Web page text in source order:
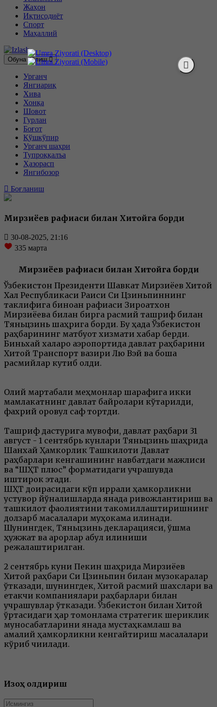
Жаҳон
Иқтисодиёт
Спорт
Маҳаллий
Обуна бўлиш
Урганч
Янгиариқ
Хива
Хонқа
Шовот
Гурлан
Боғот
Қўшкўпир
Урганч шаҳри
Тупроққалъа
Ҳазорасп
Янгибозор
Боғланиш
Мирзиёев рафиқаси билан Хитойга борди
30-08-2025, 21:16
335 марта
Мирзиёев рафиқаси билан Хитойга борди
Ўзбекистон Президенти Шавкат Мирзиёев Хитой
Халқ Республикаси Раиси Си Цзиньпиннинг
таклифига биноан рафиқаси Зироатхон
Мирзиёева билан бирга расмий ташриф билан
Тяньцзинь шаҳрига борди. Бу ҳақда Ўзбекистон
раҳбарининг матбуот хизмати хабар берди.
Биньхай халқаро аэропортида давлат раҳбарини
Хитой Транспорт вазири Лю Вэй ва бошқа
расмийлар кутиб олди.
Олий мартабали меҳмонлар шарафига икки
мамлакатнинг давлат байроқлари кўтарилди,
фахрий қоровул саф тортди.
Ташриф дастурига мувофиқ, давлат раҳбари 31
август - 1 сентябрь кунлари Тяньцзинь шаҳрида
Шанхай Ҳамкорлик Ташкилоти Давлат
раҳбарлари кенгашининг навбатдаги мажлиси
ва “ШҲТ плюс” форматидаги учрашувда
иштирок этади.
ШҲТ доирасидаги кўп қиррали ҳамкорликни
устувор йўналишларда янада ривожлантириш ва
ташкилот фаолиятини такомиллаштиришнинг
долзарб масалалари муҳокама қилинади.
Шунингдек, Тяньцзинь декларацияси, қўшма
ҳужжат ва қарорлар қабул қилиниши
режалаштирилган.
2 сентябрь куни Пекин шаҳрида Мирзиёев
Хитой раҳбари Си Цзиньпин билан музокаралар
ўтказади, шунингдек, Хитой расмий шахслари ва
етакчи компаниялари раҳбарлари билан
учрашувлар ўтказади. Ўзбекистон билан Хитой
ўртасидаги ҳар томонлама стратегик шериклик
муносабатларини янада мустаҳкамлаш ва
амалий ҳамкорликни кенгайтириш масалалари
кўриб чиқилади.
Изоҳ қолдириш